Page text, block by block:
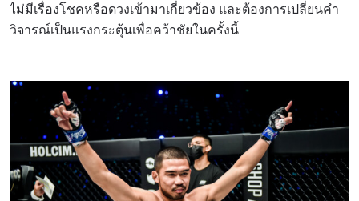
ไม่มีเรื่องโชคหรือดวงเข้ามาเกี่ยวข้อง และต้องการเปลี่ยนคำ
วิจารณ์เป็นแรงกระตุ้นเพื่อคว้าชัยในครั้งนี้